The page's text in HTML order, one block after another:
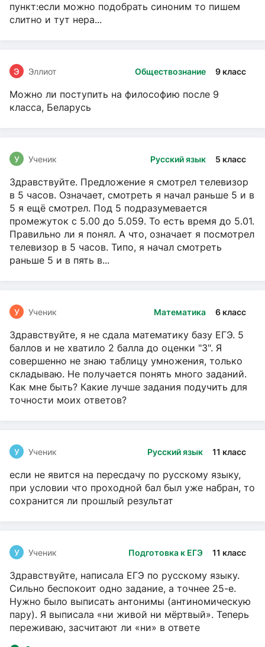
пункт:если можно подобрать синоним то пишем
слитно и тут нера...
Обществознание 9 класс
Э Эллиот
Можно ли поступить на философию после 9
класса, Беларусь
Русский язык 5 класс
У Ученик
Здравствуйте. Предложение я смотрел телевизор
в 5 часов. Означает, смотреть я начал раньше 5 и в
5 я ещё смотрел. Под 5 подразумевается
промежуток с 5.00 до 5.059. То есть время до 5.01.
Правильно ли я понял. А что, означает я посмотрел
телевизор в 5 часов. Типо, я начал смотреть
раньше 5 и в пять в...
Математика 6 класс
У Ученик
Здравствуйте, я не сдала математику базу ЕГЭ. 5
баллов и не хватило 2 балла до оценки "3". Я
совершенно не знаю таблицу умножения, только
складываю. Не получается понять много заданий.
Как мне быть? Какие лучше задания подучить для
точности моих ответов?
Русский язык 11 класс
У Ученик
если не явится на пересдачу по русскому языку,
при условии что проходной бал был уже набран, то
сохранится ли прошлый результат
Подготовка к ЕГЭ 11 класс
У Ученик
Здравствуйте, написала ЕГЭ по русскому языку.
Сильно беспокоит одно задание, а точнее 25-е.
Нужно было выписать антонимы (антиномическую
пару). Я выписала «ни живой ни мёртвый». Теперь
переживаю, засчитают ли «ни» в ответе